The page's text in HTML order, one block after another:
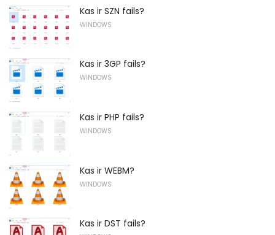
Kas ir SZN fails?
WINDOWS
Kas ir 3GP fails?
WINDOWS
Kas ir PHP fails?
WINDOWS
Kas ir WEBM?
WINDOWS
Kas ir DST fails?